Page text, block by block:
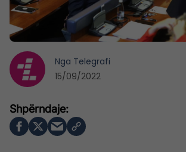
Nga Telegrafi
15/09/2022